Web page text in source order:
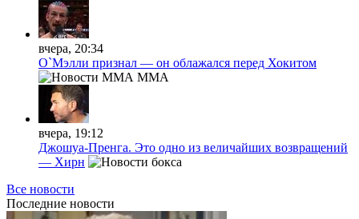
вчера, 20:34
О`Мэлли признал — он облажался перед Хокитом
MMA
вчера, 19:12
Джошуа-Пренга. Это одно из величайших возвращений
— Хирн
Все новости
Последние новости